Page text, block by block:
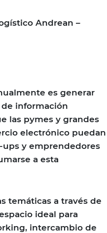
Andrean –
es generar
información
las pymes y grandes
electrónico puedan
ups y emprendedores
a esta
temáticas a través de
ideal para
intercambio de